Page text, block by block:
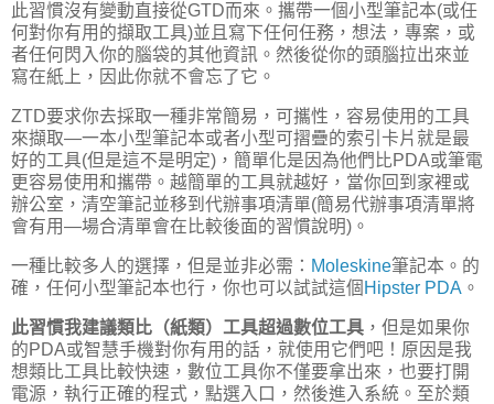
此習慣沒有變動直接從GTD而來。攜帶一個小型筆記本(或任
何對你有用的擷取工具)並且寫下任何任務，想法，專案，或
者任何閃入你的腦袋的其他資訊。然後從你的頭腦拉出來並
寫在紙上，因此你就不會忘了它。
ZTD要求你去採取一種非常簡易，可攜性，容易使用的工具
來擷取—一本小型筆記本或者小型可摺疊的索引卡片就是最
好的工具(但是這不是明定) ，簡單化是因為他們比PDA或筆電
更容易使用和攜帶。越簡單的工具就越好，當你回到家裡或
辦公室，清空筆記並移到代辦事項清單(簡易代辦事項清單將
會有用—場合清單會在比較後面的習慣說明) 。
一種比較多人的選擇，但是並非必需： Moleskine筆記本。的
確，任何小型筆記本也行，你也可以試試這個 Hipster PDA 。
此習慣我建議類比（紙類）工具超過數位工具 ，但是如果你
的PDA或智慧手機對你有用的話，就使用它們吧！原因是我
想類比工具比較快速，數位工具你不僅要拿出來，也要打開
電源，執行正確的程式，點選入口，然後進入系統。至於類